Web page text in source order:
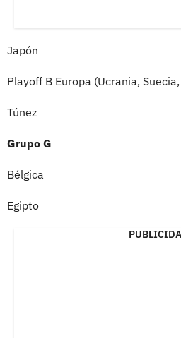
Japón
Playoff B Europa (Ucrania,
Túnez
Grupo G
Bélgica
Egipto